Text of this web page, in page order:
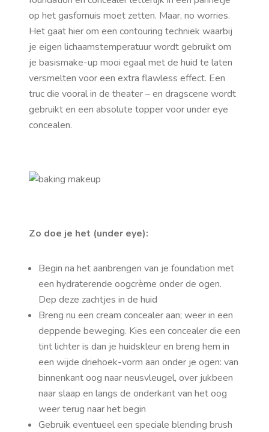
op het gasfornuis moet zetten. Maar, no worries.
Het gaat hier om een contouring techniek waarbij
je eigen lichaamstemperatuur wordt gebruikt om
je basismake-up mooi egaal met de huid te laten
versmelten voor een extra flawless effect. Een
truc die vooral in de theater – en dragscene wordt
gebruikt en een absolute topper voor under eye
concealen.
Zo doe je het (under eye):
Begin na het aanbrengen van je foundation met
een hydraterende oogcrème onder de ogen.
Dep deze zachtjes in de huid
Breng nu een cream concealer aan; weer in een
deppende beweging. Kies een concealer die een
tint lichter is dan je huidskleur en breng hem in
een wijde driehoek-vorm aan onder je ogen: van
binnenkant oog naar neusvleugel, over jukbeen
naar slaap en langs de onderkant van het oog
weer terug naar het begin
Gebruik eventueel een speciale blending brush